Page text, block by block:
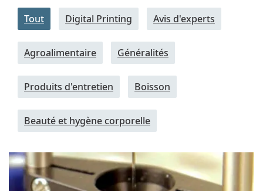
Tout Digital Printing Avis d'experts
Agroalimentaire Généralités
Produits d'entretien Boisson
Beauté et hygène corporelle